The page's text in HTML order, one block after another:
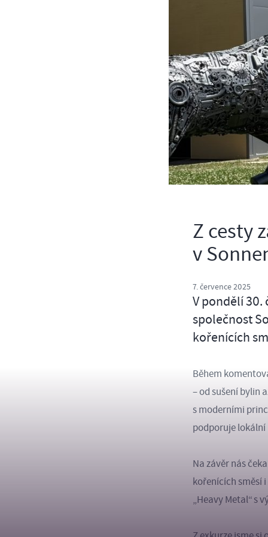
Z cesty
v
7. července 2025
V pondělí 30.
společnost
kořenících
Během
– od sušení bylin
s moderními
podporuje
Na závěr nás
kořenících směsí
„Heavy Metal“ s